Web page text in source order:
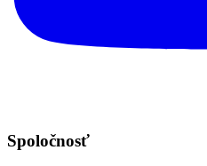
Spoločnosť